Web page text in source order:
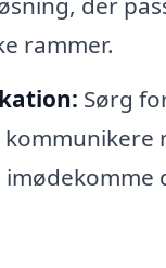
rammer.
Sørg